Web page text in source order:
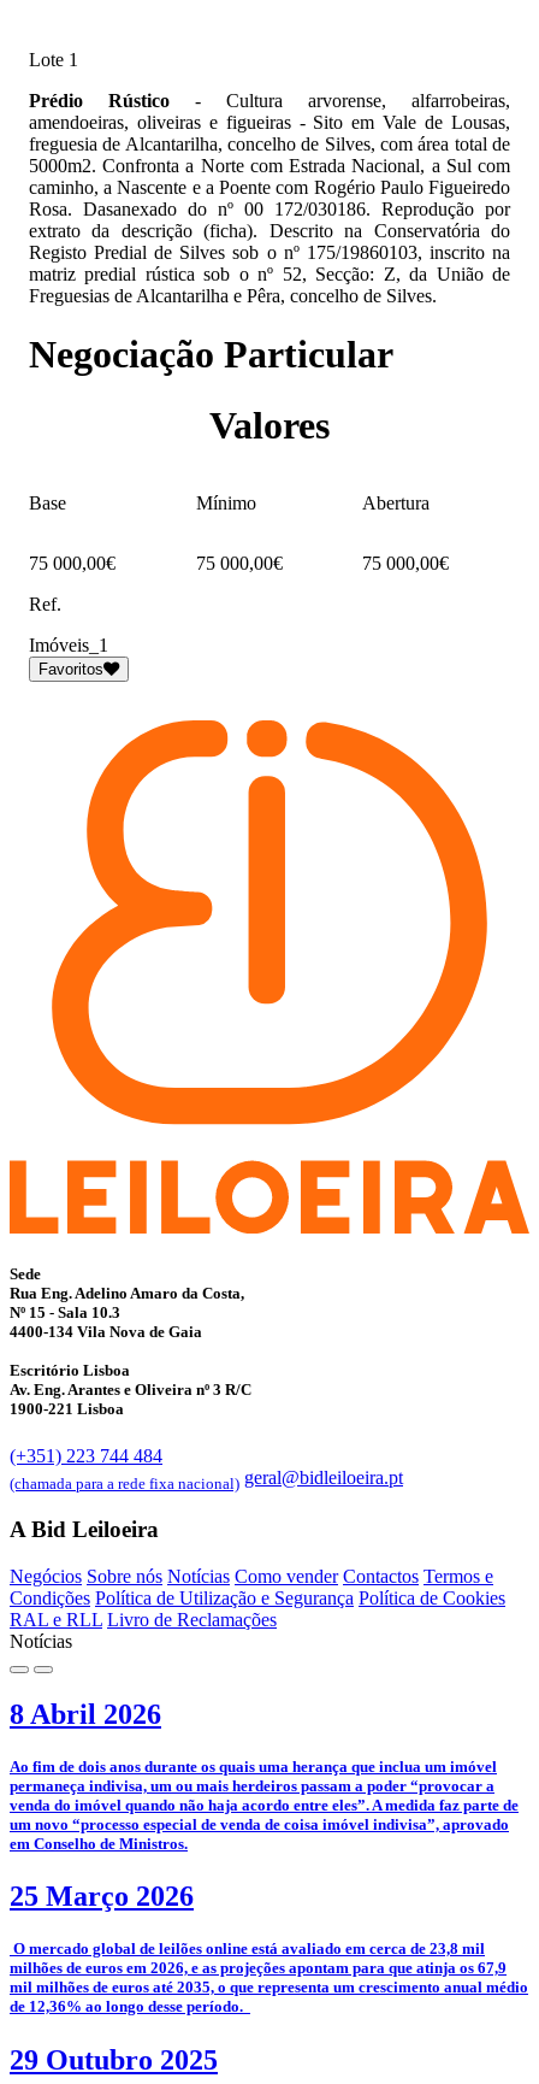
Lote 1
Prédio Rústico - Cultura arvorense, alfarrobeiras,
amendoeiras, oliveiras e figueiras - Sito em Vale de Lousas,
freguesia de Alcantarilha, concelho de Silves, com área total de
5000m2. Confronta a Norte com Estrada Nacional, a Sul com
caminho, a Nascente e a Poente com Rogério Paulo Figueiredo
Rosa. Dasanexado do nº 00 172/030186. Reprodução por
extrato da descrição (ficha). Descrito na Conservatória do
Registo Predial de Silves sob o nº 175/19860103, inscrito na
matriz predial rústica sob o nº 52, Secção: Z, da União de
Freguesias de Alcantarilha e Pêra, concelho de Silves.
Negociação Particular
Valores
Base Mínimo Abertura
75 000,00€ 75 000,00€
75 000,00€
Ref.
Imóveis_1
Favoritos
Sede
Rua Eng. Adelino Amaro da Costa,
Nº 15 - Sala 10.3
4400-134 Vila Nova de Gaia
Escritório Lisboa
Av. Eng. Arantes e Oliveira nº 3 R/C
1900-221 Lisboa
(+351) 223 744 484
(chamada para a rede fixa nacional) geral@bidleiloeira.pt
A Bid Leiloeira
Negócios Sobre nós Notícias Como vender Contactos Termos e
Condições Política de Utilização e Segurança Política de Cookies
RAL e RLL Livro de Reclamações
Notícias
8 Abril 2026
­Ao fim de dois anos durante os quais uma herança que inclua um imóvel
permaneça indivisa, um ou mais herdeiros passam a poder “provocar a
venda do imóvel quando não haja acordo entre eles”. A medida faz parte de
um novo “processo especial de venda de coisa imóvel indivisa”, aprovado
em Conselho de Ministros.
25 Março 2026
­­ O mercado global de leilões online está avaliado em cerca de 23,8 mil
milhões de euros em 2026, e as projeções apontam para que atinja os 67,9
mil milhões de euros até 2035, o que representa um crescimento anual médio
de 12,36% ao longo desse período.
29 Outubro 2025